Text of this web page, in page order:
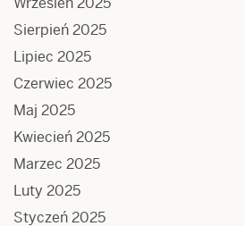
Sierpień 2025
Lipiec 2025
Czerwiec 2025
Maj 2025
Kwiecień 2025
Marzec 2025
Luty 2025
Styczeń 2025